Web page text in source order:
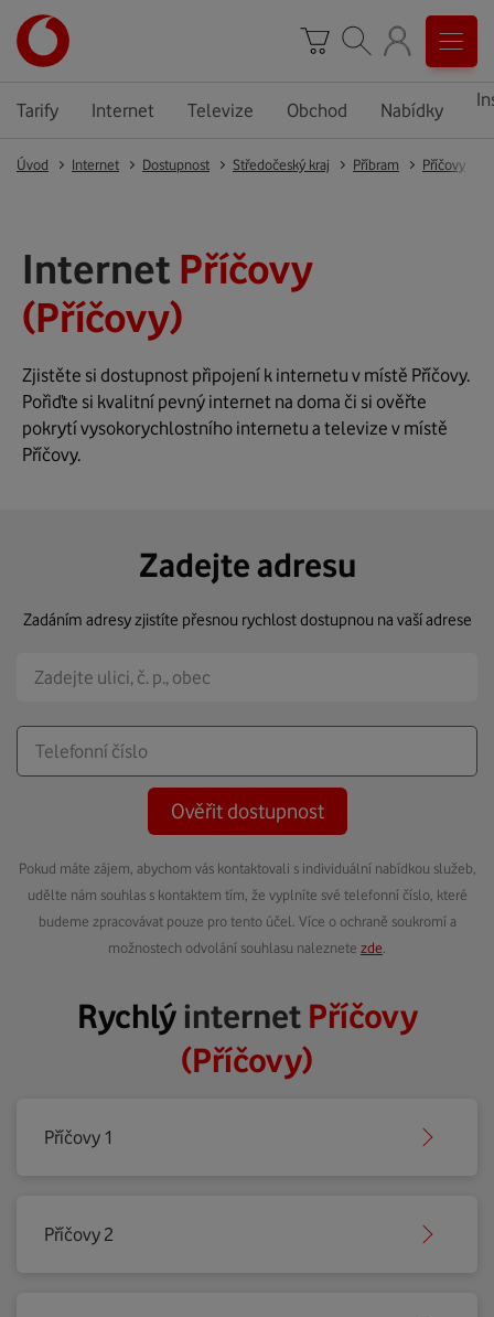
Tarify Internet Televize Obchod Nabídky
Úvod Internet Dostupnost Středočeský kraj Příbram Příčovy
Internet Příčovy
(Příčovy)
Zjistěte si dostupnost připojení k internetu v místě Příčovy.
Pořiďte si kvalitní pevný internet na doma či si ověřte
pokrytí vysokorychlostního internetu a televize v místě
Příčovy.
Zadejte adresu
Zadáním adresy zjistíte přesnou rychlost dostupnou na vaší adrese
Ověřit dostupnost
Pokud máte zájem, abychom vás kontaktovali s individuální nabídkou služeb,
udělte nám souhlas s kontaktem tím, že vyplníte své telefonní číslo, které
budeme zpracovávat pouze pro tento účel. Více o ochraně soukromí a
možnostech odvolání souhlasu naleznete zde
Rychlýinternet Příčovy
(Příčovy)
Příčovy 1
Příčovy 2